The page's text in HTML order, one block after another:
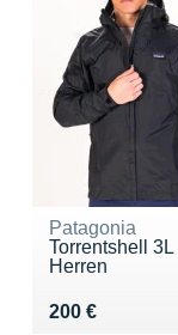
Patagonia
Torrentshell 3L
Herren
200 €
Vendu 200 €